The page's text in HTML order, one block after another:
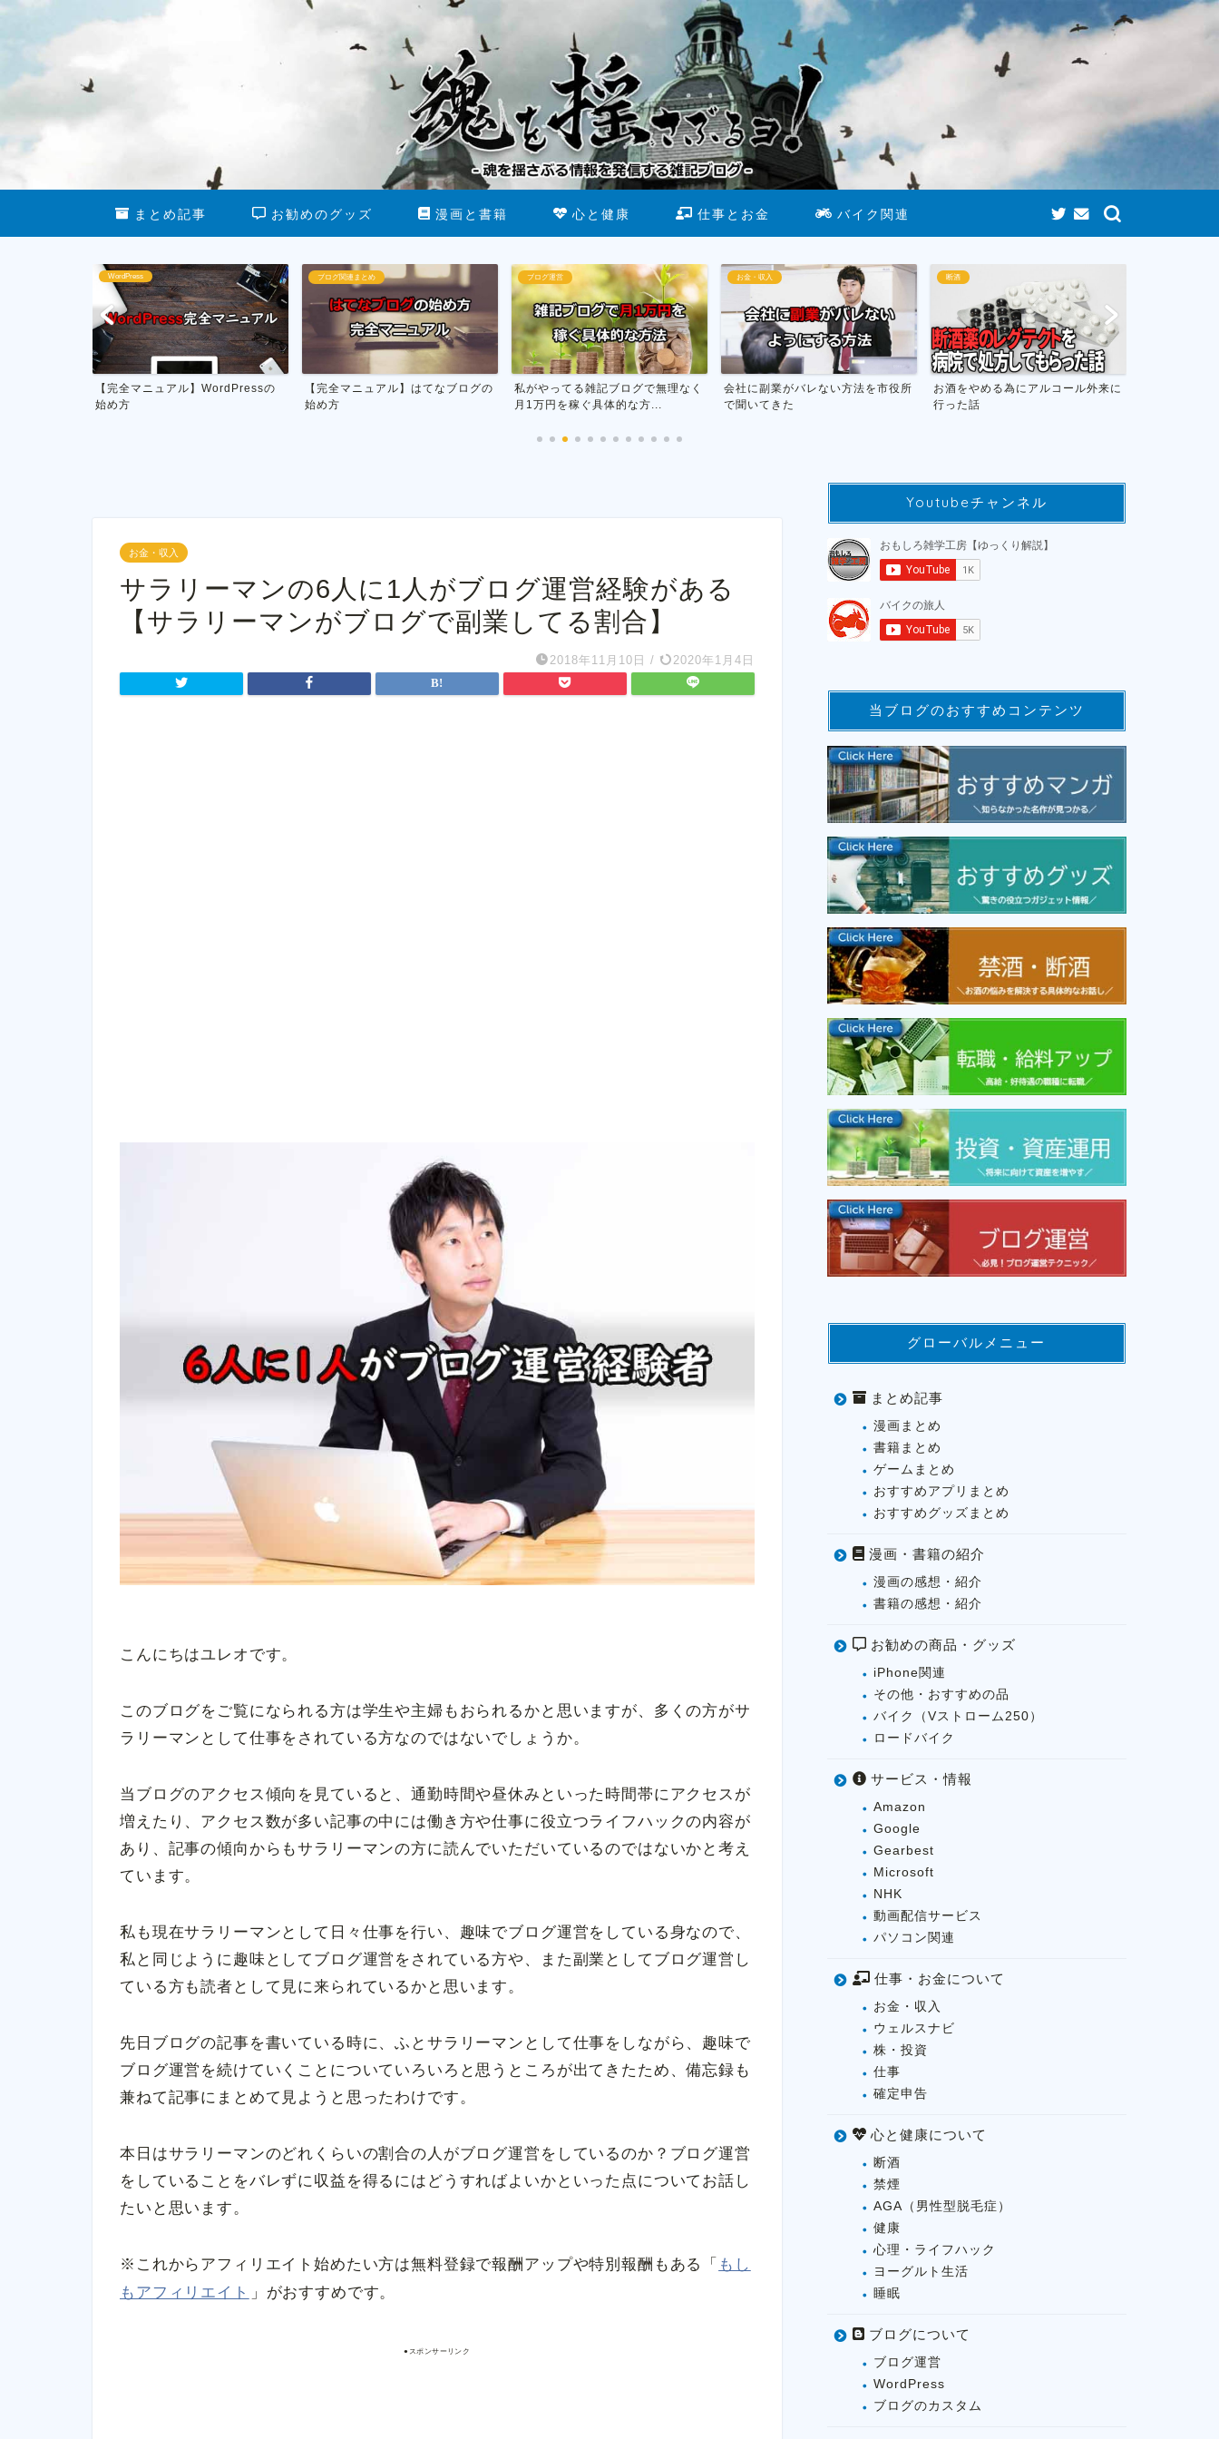
まとめ記事 お勧めのグッズ 漫画と書籍 心と健康 仕事とお金 バイク関連
ブログ関連まとめ
【完全マニュアル】はてなブログの
始め方
ブログ運営
私がやってる雑記ブログで無理なく
月1万円を稼ぐ具体的な方...
お金・収入
会社に副業がバレない方法を市役所
で聞いてきた
断酒
お酒をやめる為にアルコール外来に
行った話
断酒
お酒をやめて人生が変わったお話し
お金・収入
サラリーマンの6人に1人がブログ運営経験がある
【サラリーマンがブログで副業してる割合】
2018年11月10日 / 2020年1月4日
こんにちはユレオです。
このブログをご覧になられる方は学生や主婦もおられるかと思いますが、多くの方がサ
ラリーマンとして仕事をされている方なのではないでしょうか。
当ブログのアクセス傾向を見ていると、通勤時間や昼休みといった時間帯にアクセスが
増えたり、アクセス数が多い記事の中には働き方や仕事に役立つライフハックの内容が
あり、記事の傾向からもサラリーマンの方に読んでいただいているのではないかと考え
ています。
私も現在サラリーマンとして日々仕事を行い、趣味でブログ運営をしている身なので、
私と同じように趣味としてブログ運営をされている方や、また副業としてブログ運営し
ている方も読者として見に来られているかと思います。
先日ブログの記事を書いている時に、ふとサラリーマンとして仕事をしながら、趣味で
ブログ運営を続けていくことについていろいろと思うところが出てきたため、備忘録も
兼ねて記事にまとめて見ようと思ったわけです。
本日はサラリーマンのどれくらいの割合の人がブログ運営をしているのか？ブログ運営
をしていることをバレずに収益を得るにはどうすればよいかといった点についてお話し
たいと思います。
※これからアフィリエイト始めたい方は無料登録で報酬アップや特別報酬もある「 もし
もアフィリエイト
」がおすすめです。
●スポンサーリンク
Youtubeチャンネル
当ブログのおすすめコンテンツ
グローバルメニュー
まとめ記事
漫画まとめ
書籍まとめ
ゲームまとめ
おすすめアプリまとめ
おすすめグッズまとめ
漫画・書籍の紹介
漫画の感想・紹介
書籍の感想・紹介
お勧めの商品・グッズ
iPhone関連
その他・おすすめの品
バイク（Vストローム250）
ロードバイク
サービス・情報
Amazon
Google
Gearbest
Microsoft
NHK
動画配信サービス
パソコン関連
仕事・お金について
お金・収入
ウェルスナビ
株・投資
仕事
確定申告
心と健康について
断酒
禁煙
AGA（男性型脱毛症）
健康
心理・ライフハック
ヨーグルト生活
睡眠
ブログについて
ブログ運営
WordPress
ブログのカスタム